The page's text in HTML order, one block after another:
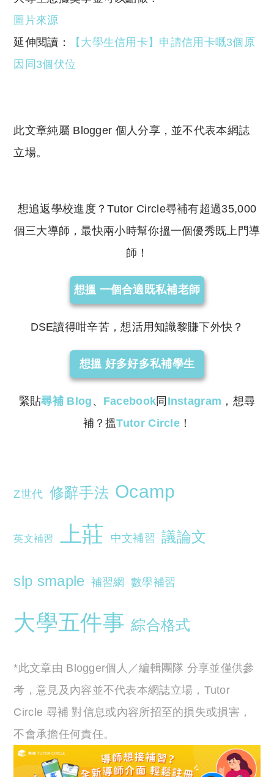
圖片來源
延伸閱讀：
【大學生信用卡】申請信用卡嘅3個原
因同3個伏位
此文章純屬 Blogger 個人分享，並不代表本網誌
立場。
想追返學校進度？Tutor Circle尋補有超過35,000
個三大導師，最快兩小時幫你搵一個優秀既上門導
師！
想搵 一個合適既私補老師
DSE讀得咁辛苦，想活用知識黎賺下外快？
想搵 好多好多私補學生
緊貼尋補 Blog 、 Facebook 同 Instagram ，想尋
補？搵Tutor Circle ！
Z世代 修辭手法 Ocamp
英文補習 上莊 中文補習 議論文
slp smaple 補習網 數學補習
大學五件事 綜合格式
*此文章由 Blogger個人／編輯團隊 分享並僅供參
考，意見及內容並不代表本網誌立場，Tutor
Circle 尋補 對信息或內容所招至的損失或損害，
不會承擔任何責任。